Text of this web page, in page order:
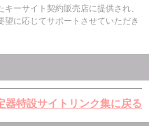
ーサイト契約販売店に提供され、
に応じてサポートさせていただき
器特設サイトリンク集に戻る